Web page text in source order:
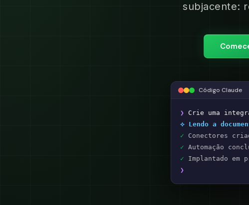
subjacente:
Código Claude
❯
Crie uma
⟡ Lendo a
✓ Conectores
✓ Automação
✓ Implantado em
❯